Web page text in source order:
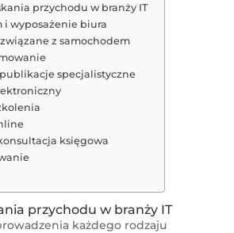
przychodu w branży IT
i wyposażenie biura
z samochodem
specjalistyczne
księgowa
przychodu w branży IT
każdego rodzaju